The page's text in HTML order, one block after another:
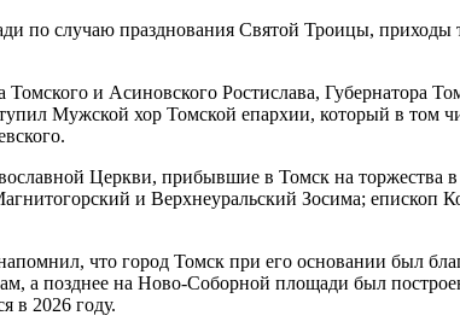
по случаю празднования Святой Троицы, приходы
и Асиновского Ростислава, Губернатора
Мужской хор Томской епархии, который в том
Церкви, прибывшие в Томск на торжества
и Верхнеуральский Зосима; епископ
что город Томск при его основании был
позднее на Ново-Соборной площади был
в 2026 году.